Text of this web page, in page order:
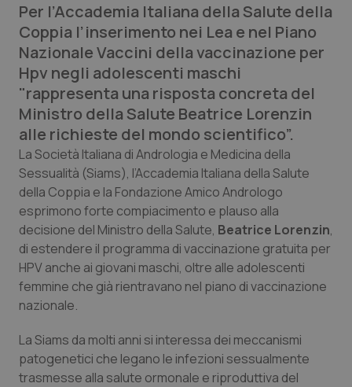
QS Pro
Professionisti Sanitari.AI
Abruzzo
Basilicata
Calabria
Campania
Emilia-Romagna
Lazio
QS Pro Gold
Artrite & artrosi
Asma & BPCO
Car-T
Colesterolo & coronaropatie
Diabete & glucometri
QS Club Newsletter
Per l’Accademia Italiana della Salute della
Coppia l’inserimento nei Lea e nel Piano
Nazionale Vaccini della vaccinazione per
Hpv negli adolescenti maschi
"rappresenta una risposta concreta del
Ministro della Salute Beatrice Lorenzin
alle richieste del mondo scientifico”.
La Società Italiana di Andrologia e Medicina della
Sessualità (Siams), l’Accademia Italiana della Salute
della Coppia e la Fondazione Amico Andrologo
esprimono forte compiacimento e plauso alla
decisione del Ministro della Salute, Beatrice Lorenzin,
di estendere il programma di vaccinazione gratuita per
HPV anche ai giovani maschi, oltre alle adolescenti
femmine che già rientravano nel piano di vaccinazione
nazionale.
La Siams da molti anni si interessa dei meccanismi
patogenetici che legano le infezioni sessualmente
trasmesse alla salute ormonale e riproduttiva del